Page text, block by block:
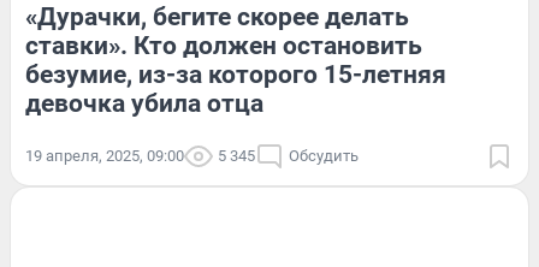
«Дурачки, бегите скорее делать
ставки». Кто должен остановить
безумие, из-за которого 15-летняя
девочка убила отца
19 апреля, 2025, 09:00 5 345 Обсудить